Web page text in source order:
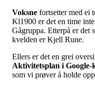
Voksne fortsetter med ei
Kl1900 er det en time
Gågruppa. Etterpå er
kvelden er Kjell Rune.
Ellers er det en grei
Aktivitetsplan i Google-
som vi prøver å holde